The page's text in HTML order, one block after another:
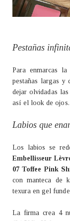
Pestañas
Para enmarcas
pestañas largas y
dejar olvidadas
así el look de ojos.
Labios que
Los labios se
Embellisseur
07 Toffee Pink
con manteca de
texura en gel
La firma crea 4